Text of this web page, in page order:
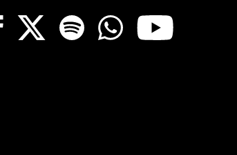
X Spotify WhatsappYoutube